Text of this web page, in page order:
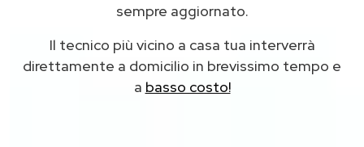
sempre aggiornato.
Il tecnico più vicino a casa tua interverrà
direttamente a domicilio in brevissimo tempo e
a basso costo!